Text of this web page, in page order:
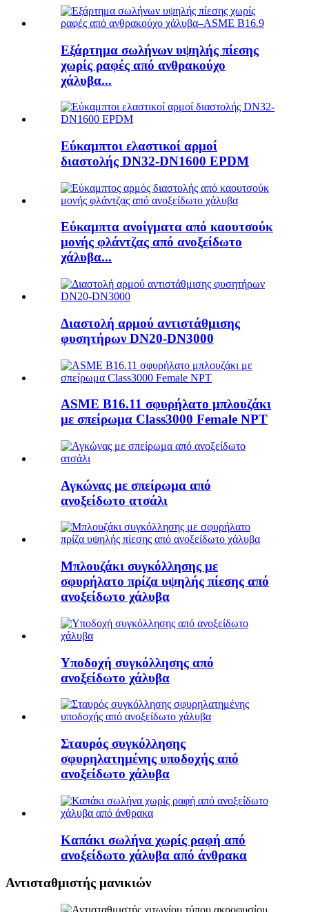
Εξάρτημα σωλήνων υψηλής πίεσης
χωρίς ραφές από ανθρακούχο
χάλυβα...
Εύκαμπτοι ελαστικοί αρμοί
διαστολής DN32-DN1600 EPDM
Εύκαμπτα ανοίγματα από καουτσούκ
μονής φλάντζας από ανοξείδωτο
χάλυβα...
Διαστολή αρμού αντιστάθμισης
φυσητήρων DN20-DN3000
ASME B16.11 σφυρήλατο μπλουζάκι
με σπείρωμα Class3000 Female NPT
Αγκώνας με σπείρωμα από
ανοξείδωτο ατσάλι
Μπλουζάκι συγκόλλησης με
σφυρήλατο πρίζα υψηλής πίεσης από
ανοξείδωτο χάλυβα
Υποδοχή συγκόλλησης από
ανοξείδωτο χάλυβα
Σταυρός συγκόλλησης
σφυρηλατημένης υποδοχής από
ανοξείδωτο χάλυβα
Καπάκι σωλήνα χωρίς ραφή από
ανοξείδωτο χάλυβα από άνθρακα
Αντισταθμιστής μανικιών